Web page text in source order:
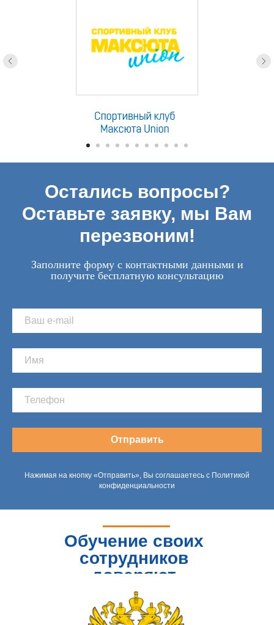
Остались вопросы?
Оставьте заявку, мы Вам
перезвоним!
Заполните форму с контактными данными и
получите бесплатную консультацию
Отправить
Нажимая на кнопку «Отправить», Вы соглашаетесь с Политикой
конфиденциальности
Обучение своих
сотрудников
доверяют